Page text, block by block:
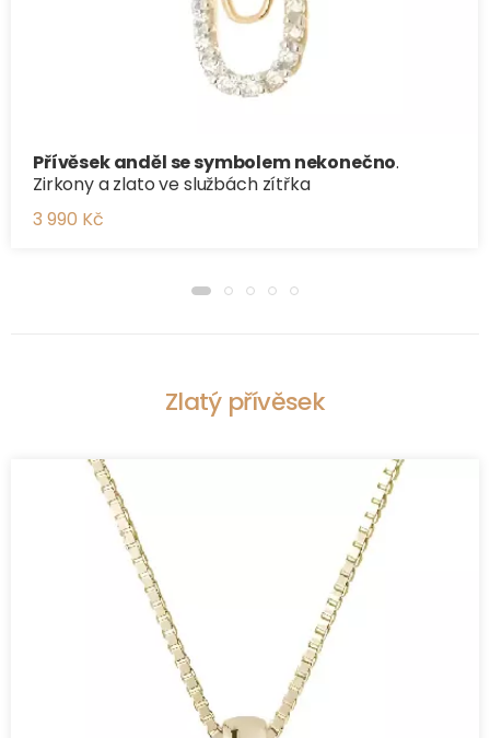
Přívěsek anděl se symbolem nekonečno.
Zirkony a zlato ve službách zítřka
3 990 Kč
Zlatý přívěsek